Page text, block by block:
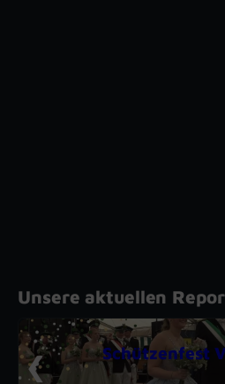
Unsere aktuellen
Schützenfest